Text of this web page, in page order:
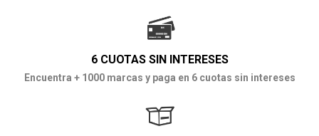
6 CUOTAS SIN INTERESES
Encuentra + 1000 marcas y paga en 6 cuotas sin intereses